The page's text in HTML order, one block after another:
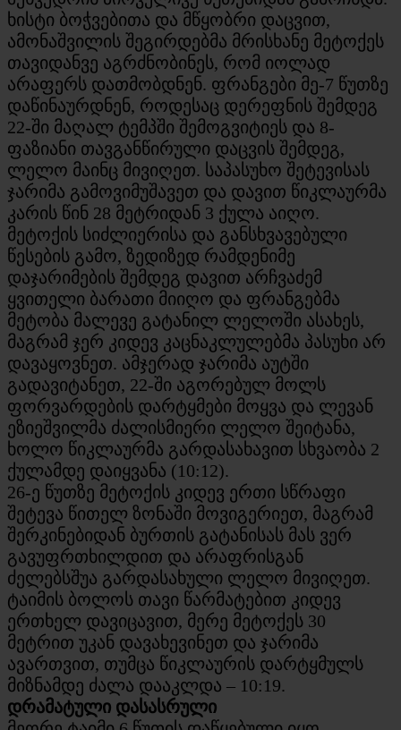
ხისტი ბოჭვებითა და მწყობრი დაცვით,
ამონაშვილის შეგირდებმა მრისხანე მეტოქეს
თავიდანვე აგრძნობინეს, რომ იოლად
არაფერს დათმობდნენ. ფრანგები მე-7 წუთზე
დაწინაურდნენ, როდესაც დერეფნის შემდეგ
22-ში მაღალ ტემპში შემოგვიტიეს და 8-
ფაზიანი თავგანწირული დაცვის შემდეგ,
ლელო მაინც მივიღეთ. საპასუხო შეტევისას
ჯარიმა გამოვიმუშავეთ და დავით წიკლაურმა
კარის წინ 28 მეტრიდან 3 ქულა აიღო.
მეტოქის სიძლიერისა და განსხვავებული
წესების გამო, ზედიზედ რამდენიმე
დაჯარიმების შემდეგ დავით არჩვაძემ
ყვითელი ბარათი მიიღო და ფრანგებმა
მეტობა მალევე გატანილ ლელოში ასახეს,
მაგრამ ჯერ კიდევ კაცნაკლულებმა პასუხი არ
დავაყოვნეთ. ამჯერად ჯარიმა აუტში
გადავიტანეთ, 22-ში აგორებულ მოლს
ფორვარდების დარტყმები მოყვა და ლევან
ეზიეშვილმა ძალისმიერი ლელო შეიტანა,
ხოლო წიკლაურმა გარდასახავით სხვაობა 2
ქულამდე დაიყვანა (10:12).
26-ე წუთზე მეტოქის კიდევ ერთი სწრაფი
შეტევა წითელ ზონაში მოვიგერიეთ, მაგრამ
შერკინებიდან ბურთის გატანისას მას ვერ
გავუფრთხილდით და არაფრისგან
ძელებსშუა გარდასახული ლელო მივიღეთ.
ტაიმის ბოლოს თავი წარმატებით კიდევ
ერთხელ დავიცავით, მერე მეტოქეს 30
მეტრით უკან დავახევინეთ და ჯარიმა
ავართვით, თუმცა წიკლაურის დარტყმულს
მიზნამდე ძალა დააკლდა – 10:19.
დრამატული დასასრული